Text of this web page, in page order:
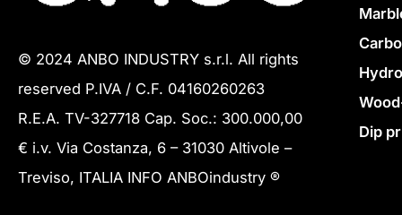
© 2024 ANBO INDUSTRY s.r.l. All rights
reserved P.IVA / C.F. 04160260263
R.E.A. TV-327718 Cap. Soc.: 300.000,00
€ i.v. Via Costanza, 6 – 31030 Altivole –
Treviso, ITALIA INFO ANBOindustry ®
Dip